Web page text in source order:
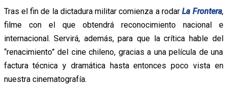
Tras el fin de la dictadura militar comienza a rodarLa Frontera,
filme con el que obtendrá reconocimiento nacional e
internacional. Servirá, además, para que la crítica hable del
“renacimiento” del cine chileno, gracias a una película de una
factura técnica y dramática hasta entonces poco vista en
nuestra cinematografía.